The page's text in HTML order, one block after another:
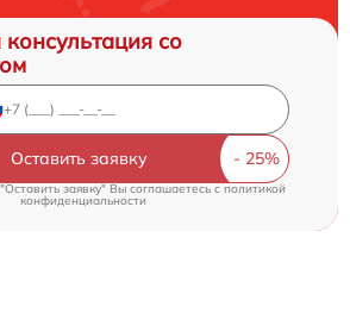
со
Оставить заявку
заявку" Вы соглашаетесь cполитикой
конфиденциальности